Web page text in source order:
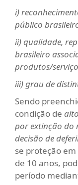
i)
público
ii) qualidade,
brasileiro
produtos/
iii) grau de
Sendo
condição de
por extinção do
decisão de
se proteção
de 10 anos,
período